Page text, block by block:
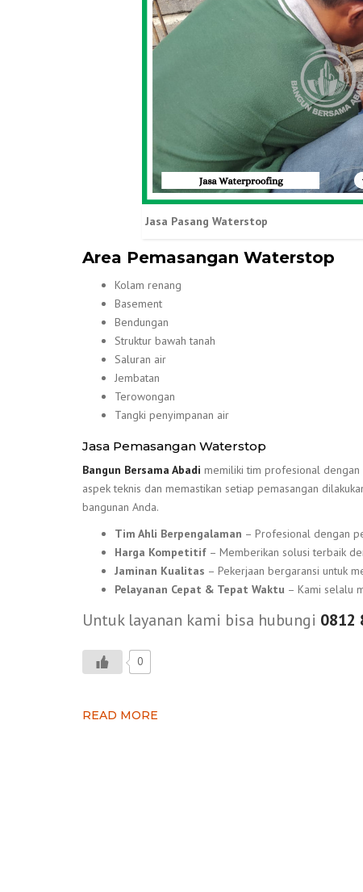
Jasa Pasang Waterstop
Area Pemasangan Waterstop
Kolam renang
Basement
Bendungan
Struktur bawah tanah
Saluran air
Jembatan
Terowongan
Tangki penyimpanan air
Jasa Pemasangan Waterstop
Bangun Bersama Abadi memiliki tim profesional dengan
aspek teknis dan memastikan setiap pemasangan
bangunan Anda.
Tim Ahli Berpengalaman – Profesional dengan
Harga Kompetitif – Memberikan solusi terbaik
Jaminan Kualitas – Pekerjaan bergaransi untuk
Pelayanan Cepat & Tepat Waktu – Kami selalu
Untuk layanan kami bisa hubungi 0812
0
READ MORE